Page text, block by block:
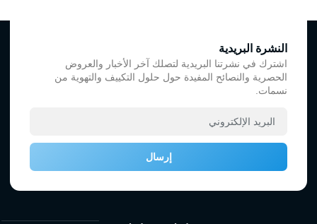
النشرة البريدية
اشترك في نشرتنا البريدية لتصلك آخر الأخبار والعروض
الحصرية والنصائح المفيدة حول حلول التكييف والتهوية من
نسمات.
إرسال